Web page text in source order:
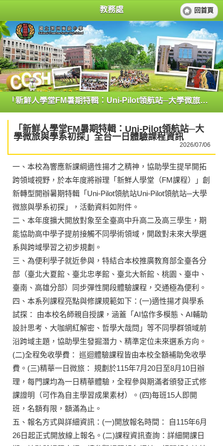
教務處 回首頁
「新鮮人學堂FM暑期特輯：Uni-Pilot領航站─大學微旅與學系初探」全台一日體驗課程資訊
「新鮮人學堂FM暑期特輯：Uni-Pilot領航站─大
學微旅與學系初探」全台一日體驗課程資訊
2026/07/06
一、本校為響應新課綱適性揚才之精神，協助學生提早開拓
跨領域視野，於本年度將辦理「新鮮人學堂（FM課程）」創
新轉型開辦暑期特輯「Uni-Pilot領航站Uni-Pilot領航站─大學
微旅與學系初探」，活動資料如附件。
二、本年度擴大開放對象至全臺高中升高二及高三學生，期
能協助高中學子提前接觸不同學術領域，開啟對未來大學選
系與跨域學習之初步規劃。
三、為便利學子就近參與，特結合本校推廣教育部全臺各分
部（臺北大夏館、臺北忠孝館、臺北大新館、桃園、臺中、
臺南、高雄分部）同步彈性開段體驗課程，交通極為便利。
四、本系列課程亮點與修課規範如下：(一)適性揚才與學系
試探： 由本校名師親自授課，涵蓋「AI協作多模態、AI輔助
設計思考、大咖網紅解密、哲學大哉問」等不同學群領域前
沿跨域主題，協助學生發掘潛力、精準定位未來選系方向。
(二)全程免收學費： 巡迴體驗課程皆由本校全額補助免收學
費。(三)精華一日微旅： 規劃於115年7月20日至8月10日辦
理，每門課均為一日精華體驗，全程參與期滿者頒發正式修
課證明（可作為自主學習成果素材）。(四)每班15人即開
班，名額有限，額滿為止。
五、報名方式與詳細資訊：(一)開放報名時間： 自115年6月
26日起正式開放線上報名。(二)課程資訊查詢：詳細開課日